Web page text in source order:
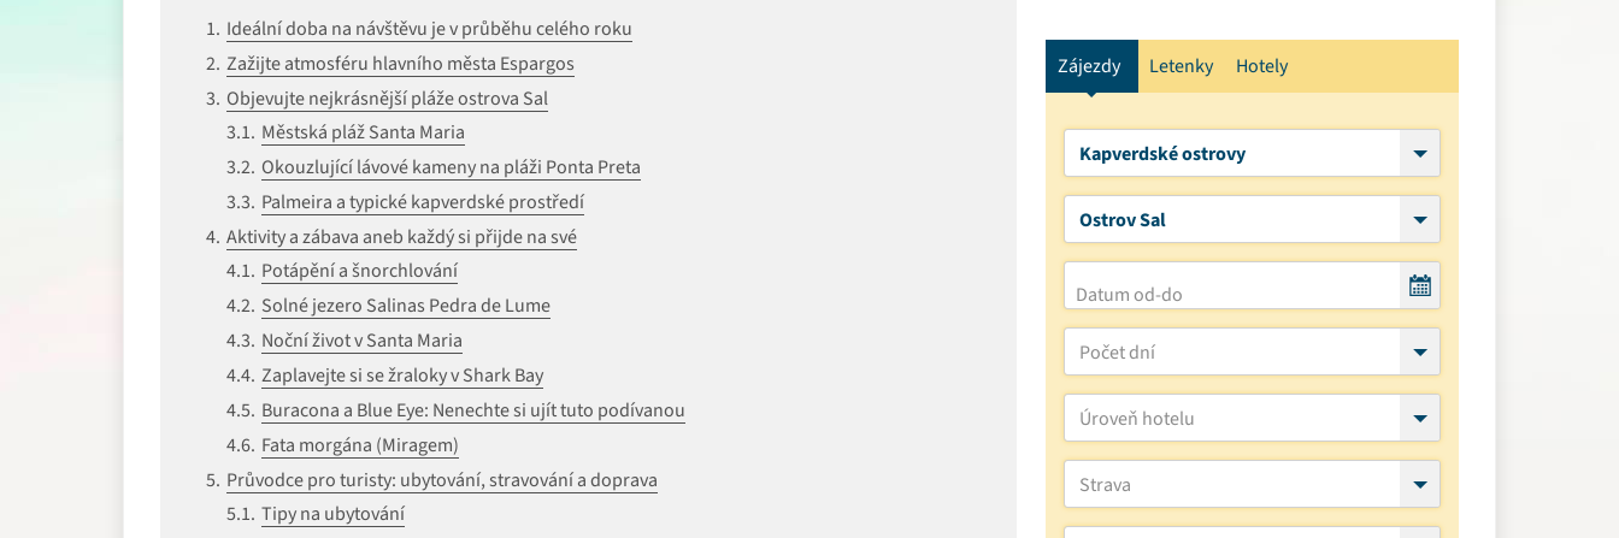
Ideální doba na návštěvu je v průběhu celého roku
Zažijte atmosféru hlavního města Espargos
Objevujte nejkrásnější pláže ostrova Sal
Městská pláž Santa Maria
Okouzlující lávové kameny na pláži Ponta Preta
Palmeira a typické kapverdské prostředí
Aktivity a zábava aneb každý si přijde na své
Potápění a šnorchlování
Solné jezero Salinas Pedra de Lume
Noční život v Santa Maria
Zaplavejte si se žraloky v Shark Bay
Buracona a Blue Eye: Nenechte si ujít tuto podívanou
Fata morgána (Miragem)
Průvodce pro turisty: ubytování, stravování a doprava
Tipy na ubytování
Zájezdy Letenky Hotely
Kapverdské ostrovy
Ostrov Sal
Počet dní
Úroveň hotelu
Strava